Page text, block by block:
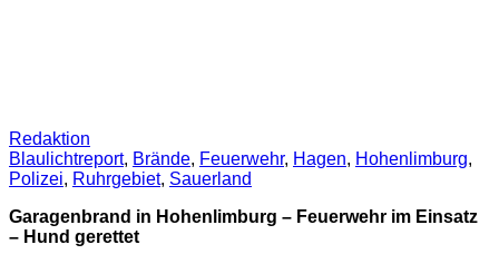
Redaktion
Blaulichtreport, Brände, Feuerwehr, Hagen, Hohenlimburg,
Polizei, Ruhrgebiet, Sauerland
Garagenbrand in Hohenlimburg – Feuerwehr im Einsatz
– Hund gerettet